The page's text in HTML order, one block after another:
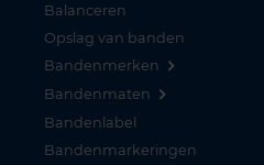
Balanceren
Opslag van banden
Bandenmerken
Bandenmaten
Bandenlabel
Bandenmarkeringen